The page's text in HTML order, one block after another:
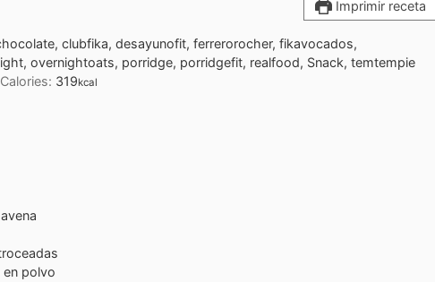
Imprimir receta
clubfika, desayunofit, ferrerorocher, fikavocados,
overnightoats, porridge, porridgefit, realfood, Snack, temtempie
Calories: 319kcal
polvo